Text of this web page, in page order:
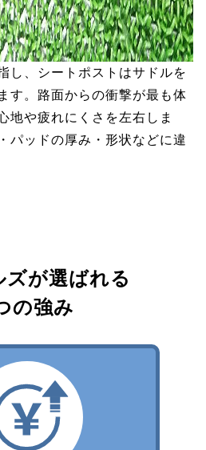
し、シートポストはサドルを
す。路面からの衝撃が最も体
地や疲れにくさを左右しま
パッドの厚み・形状などに違
ズが選ばれる
の強み